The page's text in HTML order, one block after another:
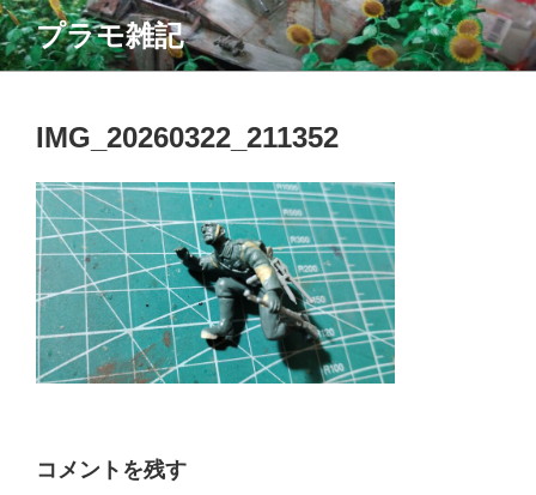
コ
ン
テ
プラモ雑記
IMG_20260322_211352
コメントを残す